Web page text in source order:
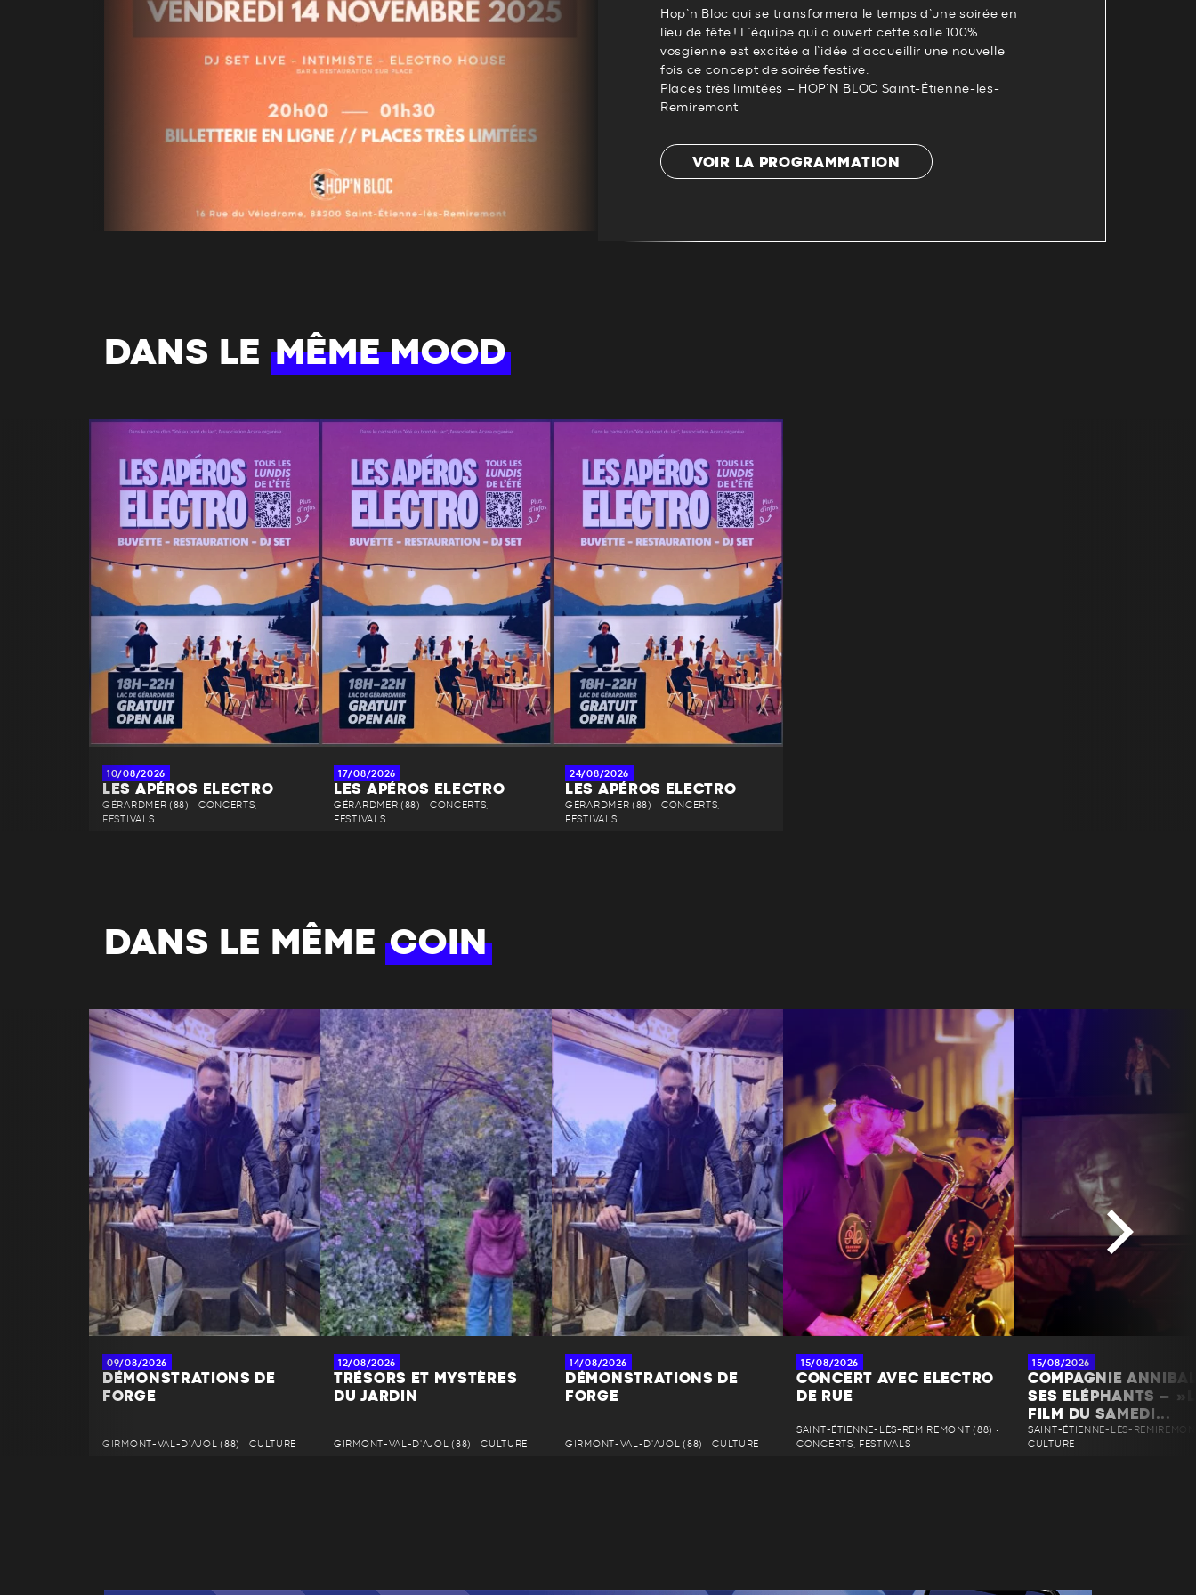
Hop’n Bloc qui se transformera le temps d’une soirée en
lieu de fête ! L’équipe qui a ouvert cette salle 100%
vosgienne est excitée a l’idée d’accueillir une nouvelle
fois ce concept de soirée festive.
Places très limitées – HOP’N BLOC Saint-Étienne-les-
Remiremont
VOIR LA PROGRAMMATION
DANS LE MÊME MOOD
10/08/2026
LES APÉROS ELECTRO
GÉRARDMER (88) • CONCERTS,
FESTIVALS
17/08/2026
LES APÉROS ELECTRO
GÉRARDMER (88) • CONCERTS,
FESTIVALS
24/08/2026
LES APÉROS ELECTRO
GÉRARDMER (88) • CONCERTS,
FESTIVALS
DANS LE MÊMECOIN
09/08/2026
DÉMONSTRATIONS DE
FORGE
GIRMONT-VAL-D'AJOL (88) • CULTURE
12/08/2026
TRÉSORS ET MYSTÈRES
DU JARDIN
GIRMONT-VAL-D'AJOL (88) • CULTURE
14/08/2026
DÉMONSTRATIONS DE
FORGE
GIRMONT-VAL-D'AJOL (88) • CULTURE
15/08/2026
CONCERT AVEC ELECTRO
DE RUE
SAINT-ÉTIENNE-LÈS-REMIREMONT (88) •
CONCERTS, FESTIVALS
15/08/2026
COMPAGNIE
SES ELÉPHANTS –
FILM DU SAMEDI...
SAINT-ÉTIENNE-LÈS-
CULTURE